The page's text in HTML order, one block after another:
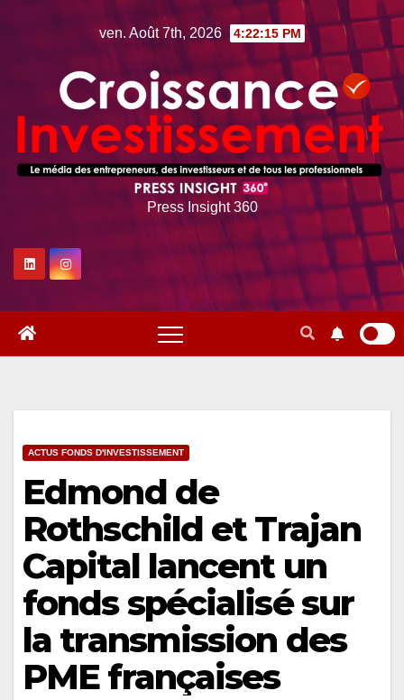
ven. Août 7th, 2026 4:22:16 PM
Press Insight 360
ACTUS FONDS D'INVESTISSEMENT
Edmond de
Rothschild et Trajan
Capital lancent un
fonds spécialisé sur
la transmission des
PME françaises